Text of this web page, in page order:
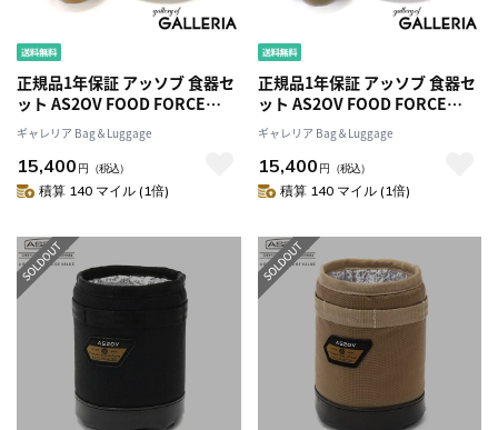
正規品1年保証 アッソブ 食器セ
ット AS2OV FOOD FORCE
CAMPING MEAL KIT プレート
セット ディッシュケース 皿入
れ 収納ケース カトラリーケー
ス お皿 ボウル マグ 4人用 キャ
ギャレリア Bag＆Luggage
15,400 円 （税込）
積算 140 マイル (1倍)
正規品1年保証 アッソブ 食器セ
ット AS2OV FOOD FORCE
CAMPING MEAL KIT プレート
セット ディッシュケース 皿入
れ 収納ケース カトラリーケー
ス お皿 ボウル マグ 4人用 キャ
ギャレリア Bag＆Luggage
15,400 円 （税込）
積算 140 マイル (1倍)